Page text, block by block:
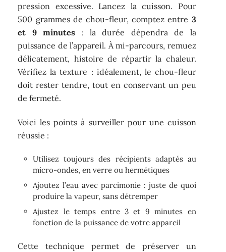
pression excessive. Lancez la cuisson. Pour
500 grammes de chou-fleur, comptez entre 3
et 9 minutes : la durée dépendra de la
puissance de l’appareil. À mi-parcours, remuez
délicatement, histoire de répartir la chaleur.
Vérifiez la texture : idéalement, le chou-fleur
doit rester tendre, tout en conservant un peu
de fermeté.
Voici les points à surveiller pour une cuisson
réussie :
Utilisez toujours des récipients adaptés au
micro-ondes, en verre ou hermétiques
Ajoutez l’eau avec parcimonie : juste de quoi
produire la vapeur, sans détremper
Ajustez le temps entre 3 et 9 minutes en
fonction de la puissance de votre appareil
Cette technique permet de préserver un